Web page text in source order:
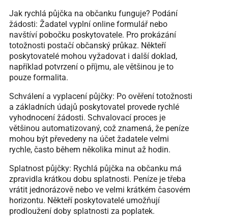
Jak rychlá půjčka na občanku funguje? Podání
žádosti: Žadatel vyplní online formulář nebo
navštíví pobočku poskytovatele. Pro prokázání
totožnosti postačí občanský průkaz. Někteří
poskytovatelé mohou vyžadovat i další doklad,
například potvrzení o příjmu, ale většinou je to
pouze formalita.
Schválení a vyplacení půjčky: Po ověření totožnosti
a základních údajů poskytovatel provede rychlé
vyhodnocení žádosti. Schvalovací proces je
většinou automatizovaný, což znamená, že peníze
mohou být převedeny na účet žadatele velmi
rychle, často během několika minut až hodin.
Splatnost půjčky: Rychlá půjčka na občanku má
zpravidla krátkou dobu splatnosti. Peníze je třeba
vrátit jednorázově nebo ve velmi krátkém časovém
horizontu. Někteří poskytovatelé umožňují
prodloužení doby splatnosti za poplatek.